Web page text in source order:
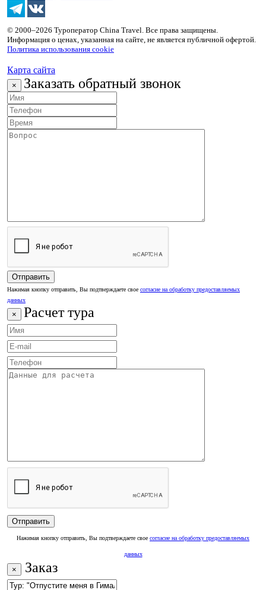
© 2000–2026 Туроператор China Travel. Все права защищены.
Информация о ценах, указанная на сайте, не является публичной офертой.
Политика использования cookie
Карта сайта
× Заказать обратный звонок
Нажимая кнопку отправить, Вы подтверждаете свое согласие на обработку предоставляемых
данных
× Расчет тура
Нажимая кнопку отправить, Вы подтверждаете свое согласие на обработку предоставляемых
данных
× Заказ